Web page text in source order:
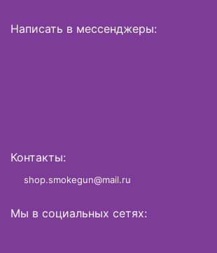
Написать в мессенджеры:
Контакты:
shop.smokegun@mail.ru
Мы в социальных сетях: